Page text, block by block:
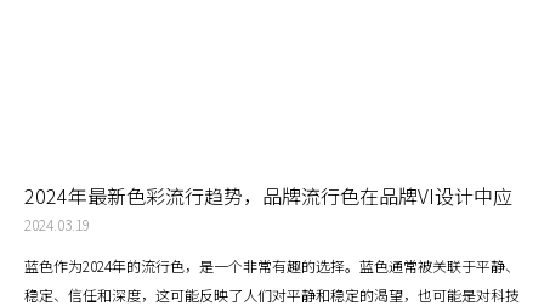
2024年最新色彩流行趋势，品牌流行色在品牌VI设计中应
该如何应用？
2024.03.19
蓝色作为2024年的流行色，是一个非常有趣的选择。蓝色通常被关联于平静、
稳定、信任和深度，这可能反映了人们对平静和稳定的渴望，也可能是对科技